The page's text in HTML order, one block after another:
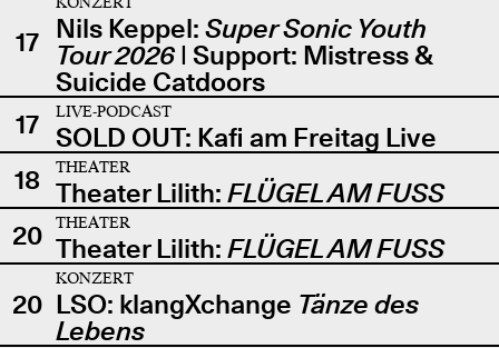
17 Nils Keppel: Super Sonic Youth
Tour 2026| Support: Mistress &
Suicide Catdoors
17
LIVE-PODCAST
SOLD OUT: Kafi am Freitag Live
18
THEATER
Theater Lilith: FLÜGEL AM FUSS
20
THEATER
Theater Lilith: FLÜGEL AM FUSS
20
KONZERT
LSO: klangXchange Tänze des
Lebens